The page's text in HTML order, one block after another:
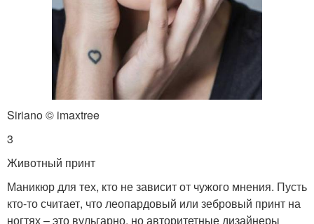
Siriano © imaxtree
3
Животный принт
Маникюр для тех, кто не зависит от чужого мнения. Пусть
кто-то считает, что леопардовый или зебровый принт на
ногтях – это вульгарно, но авторитетные дизайнеры